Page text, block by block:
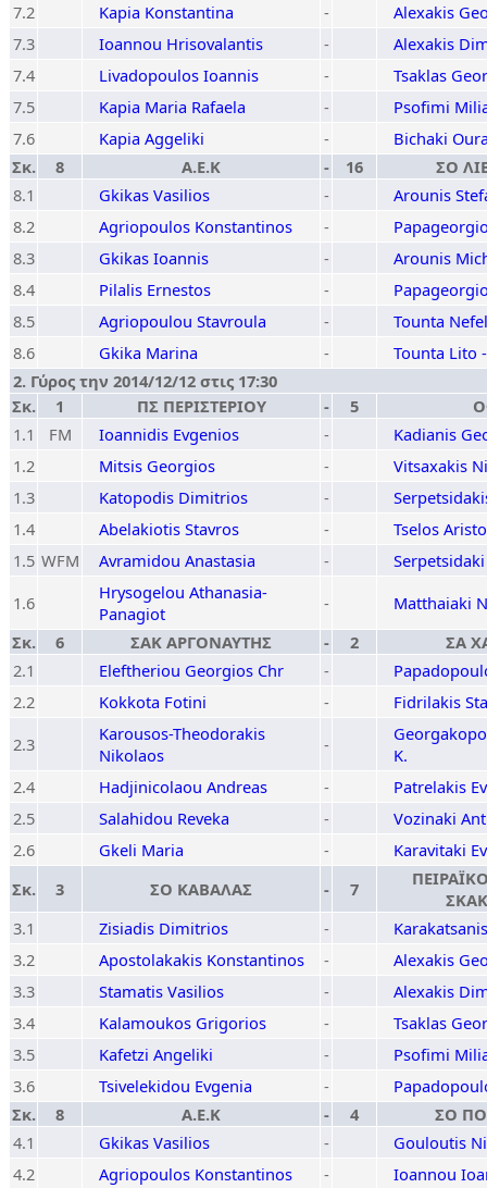
7.2
Kapia Konstantina -
Alexakis
7.3
Ioannou Hrisovalantis -
Alexakis
7.4
Livadopoulos Ioannis -
Tsaklas
7.5
Kapia Maria Rafaela -
Psofimi
7.6
Kapia Aggeliki -
Bichaki
Σκ.
8 Α.Ε.Κ - 16
ΣΟ
8.1
Gkikas Vasilios -
Arounis
8.2
Agriopoulos Konstantinos -
8.3
Gkikas Ioannis -
Arounis
8.4
Pilalis Ernestos -
8.5
Agriopoulou Stavroula -
Tounta
8.6
Gkika Marina -
Tounta Lito
2. Γύρος την 2014/12/12 στις 17:30
Σκ.
1 ΠΣ ΠΕΡΙΣΤΕΡΙΟΥ - 5
1.1
FM Ioannidis Evgenios -
Kadianis
1.2
Mitsis Georgios -
Vitsaxakis
1.3
Katopodis Dimitrios -
1.4
Abelakiotis Stavros -
Tselos
1.5 WFM Avramidou Anastasia -
Serpetsidaki
1.6
Hrysogelou Athanasia-
Panagiot
-
Matthaiaki
Σκ.
6 ΣΑΚ ΑΡΓΟΝΑΥΤΗΣ - 2
ΣΑ
2.1
Eleftheriou Georgios Chr -
2.2
Kokkota Fotini -
Fidrilakis
2.3
Karousos-Theodorakis
Nikolaos
-
K.
2.4
Hadjinicolaou Andreas -
Patrelakis
2.5
Salahidou Reveka -
Vozinaki
2.6
Gkeli Maria -
Karavitaki
Σκ.
3 ΣΟ ΚΑΒΑΛΑΣ - 7
3.1
Zisiadis Dimitrios -
3.2
Apostolakakis Konstantinos -
Alexakis
3.3
Stamatis Vasilios -
Alexakis
3.4
Kalamoukos Grigorios -
Tsaklas
3.5
Kafetzi Angeliki -
Psofimi
3.6
Tsivelekidou Evgenia -
Σκ.
8 Α.Ε.Κ - 4
ΣΟ
4.1
Gkikas Vasilios -
Gouloutis
4.2
Agriopoulos Konstantinos - Ioannou